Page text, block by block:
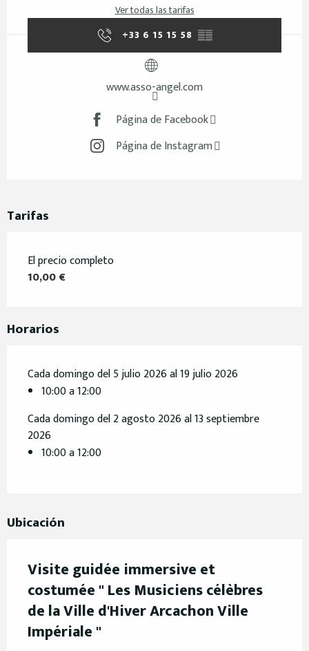
Ver todas las tarifas
+33 6 15 15 58 ▒▒
www.asso-angel.com
Página de Facebook
Página de Instagram
Tarifas
El precio completo
10,00 €
Horarios
Cada domingo del 5 julio 2026 al 19 julio 2026
10:00 a 12:00
Cada domingo del 2 agosto 2026 al 13 septiembre
2026
10:00 a 12:00
Ubicación
Visite guidée immersive et
costumée " Les Musiciens célèbres
de la Ville d'Hiver Arcachon Ville
Impériale "